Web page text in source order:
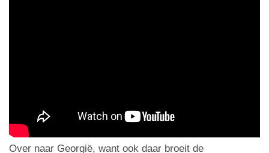
Over naar Georgië, want ook daar broeit de